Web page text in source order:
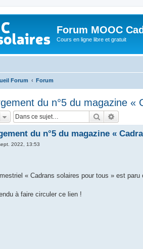
Forum MOOC
Cours en ligne libre et gratuit
Forum Forum
du n°5 du magazine «
Rechercher
du n°5 du magazine «
2022, 13:53
« Cadrans solaires pour tous » est
à faire circuler ce lien !